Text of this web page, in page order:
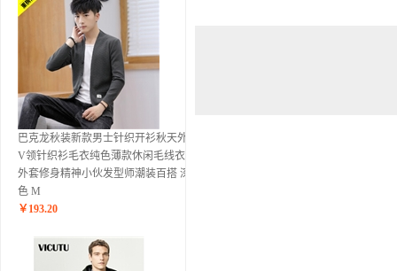
巴克龙秋装新款男士针织开衫秋天外穿
V领针织衫毛衣纯色薄款休闲毛线衣薄
外套修身精神小伙发型师潮装百搭 深灰
色 M
￥ 193.20